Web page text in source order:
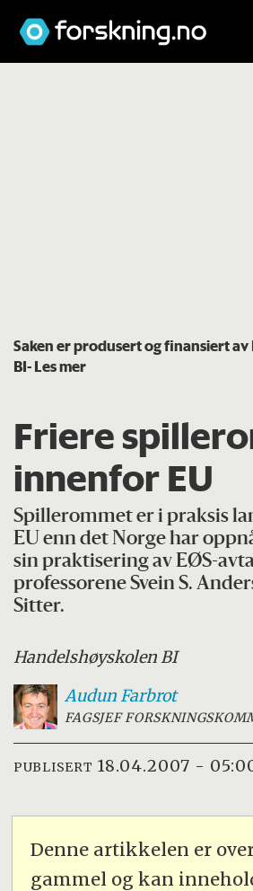
Saken er produsert og finansiert
BI- Les mer
Friere
innenfor EU
Spillerommet er i praksis
EU enn det Norge har
sin praktisering av EØS-
professorene Svein S.
Sitter.
Handelshøyskolen BI
Audun Farbrot
FAGSJEF
PUBLISERT 18.04.2007 -
Denne artikkelen er
gammel og kan